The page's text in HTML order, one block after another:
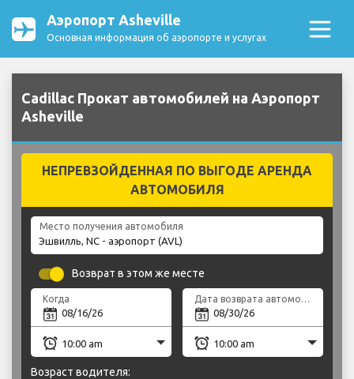
Аэропорт Asheville
Основная информация об аэропорте и услугах
Cadillac Прокат автомобилей на Аэропорт
Asheville
НЕПРЕВЗОЙДЕННАЯ ПО ВЫГОДЕ АРЕНДА
АВТОМОБИЛЯ
Место получения автомобиля
Возврат в этом же месте
Когда Дата возврата автомобиля
Возраст водителя: